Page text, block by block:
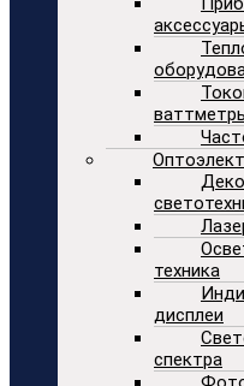
техника
дисплеи
спектра